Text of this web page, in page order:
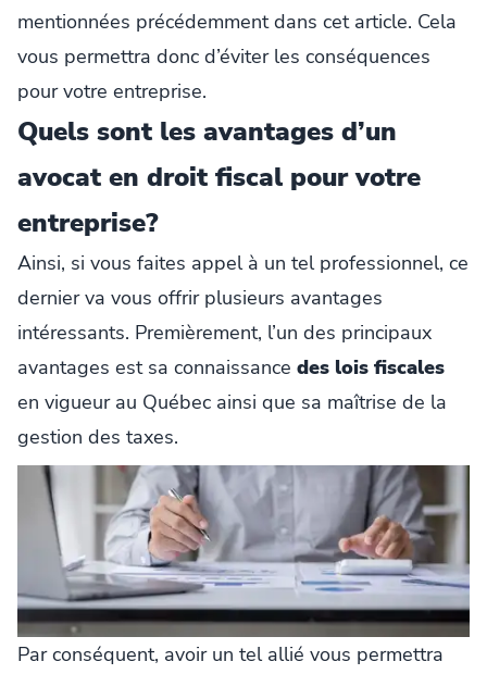
mentionnées précédemment dans cet article. Cela
vous permettra donc d’éviter les conséquences
pour votre entreprise.
Quels sont les avantages d’un
avocat en droit fiscal pour votre
entreprise?
Ainsi, si vous faites appel à un tel professionnel, ce
dernier va vous offrir plusieurs avantages
intéressants. Premièrement, l’un des principaux
avantages est sa connaissance des lois fiscales
en vigueur au Québec ainsi que sa maîtrise de la
gestion des taxes.
Par conséquent, avoir un tel allié vous permettra